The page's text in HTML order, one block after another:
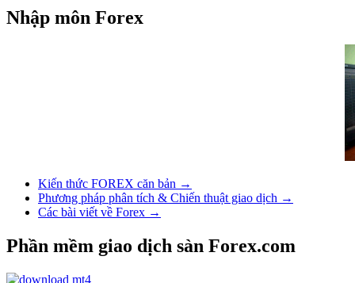
Nhập môn Forex
Kiến thức FOREX căn bản →
Phương pháp phân tích & Chiến thuật giao dịch →
Các bài viết về Forex →
Phần mềm giao dịch sàn Forex.com